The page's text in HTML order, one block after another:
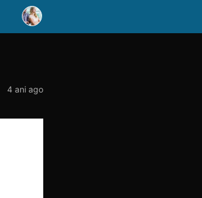
4 ani ago